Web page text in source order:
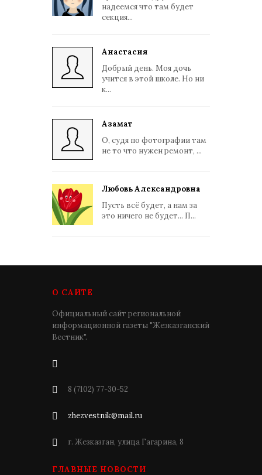
надеемся что там будет
секция...
Анастасия
Добрый день. Моя дочь
учится в этой школе. Но ни
к...
Азамат
О, судя по фотографии там
не то что нужен ремонт, ...
Любовь Александровна
Пусть всё будет, а нам за
это ничего не будет... П...
О САЙТЕ
Официальный сайт региональной
информационной газеты "Жезказганский
Вестник".
8 (7102) 77-30-52
zhezvestnik@mail.ru
г. Жезказган, улица Гагарина, 8
ГЛАВНЫЕ НОВОСТИ